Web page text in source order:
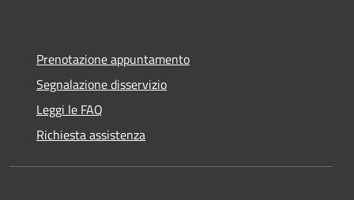
Prenotazione appuntamento
Segnalazione disservizio
Leggi le FAQ
Richiesta assistenza